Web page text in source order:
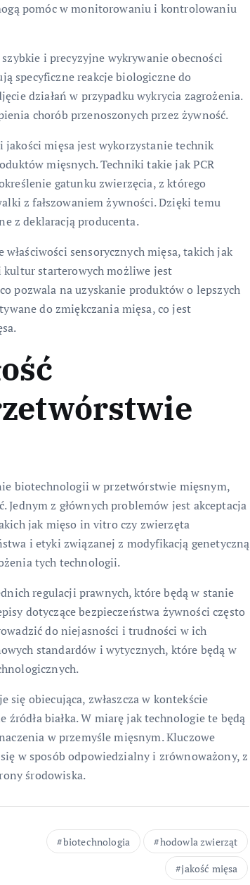
pomóc w monitorowaniu i kontrolowaniu
i precyzyjne wykrywanie obecności
specyficzne reakcje biologiczne do
działań w przypadku wykrycia zagrożenia.
chorób przenoszonych przez żywność.
mięsa jest wykorzystanie technik
mięsnych. Techniki takie jak PCR
gatunku zwierzęcia, z którego
z fałszowaniem żywności. Dzięki temu
z deklaracją producenta.
sensorycznych mięsa, takich jak
kultur starterowych możliwe jest
pozwala na uzyskanie produktów o lepszych
do zmiękczania mięsa, co jest
biotechnologii w przetwórstwie mięsnym,
z głównych problemów jest akceptacja
jak mięso in vitro czy zwierzęta
i etyki związanej z modyfikacją genetyczną
tych technologii.
regulacji prawnych, które będą w stanie
dotyczące bezpieczeństwa żywności często
do niejasności i trudności w ich
standardów i wytycznych, które będą w
obiecująca, zwłaszcza w kontekście
białka. W miarę jak technologie te będą
w przemyśle mięsnym. Kluczowe
w sposób odpowiedzialny i zrównoważony, z
środowiska.
biotechnologia
hodowla zwierząt
jakość mięsa